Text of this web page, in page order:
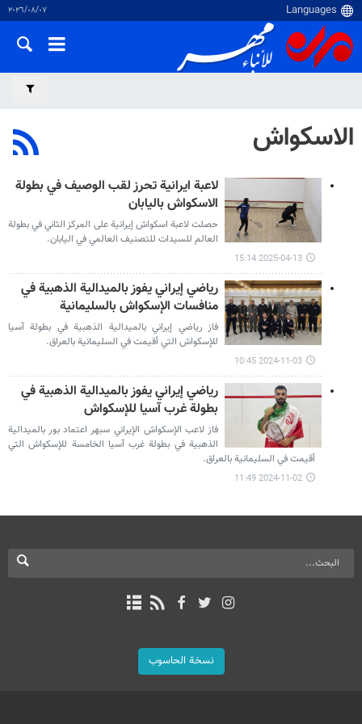
٠٧‏/٠٨‏/٢٠٢٦
الاسكواش
لاعبة ايرانية تحرز لقب الوصيف في بطولة
الاسكواش باليابان
حصلت لاعبة اسكواش إيرانية على المركز الثاني في بطولة
العالم للسيدات للتصنيف العالمي في اليابان.
2025-04-13 15:14
رياضي إيراني يفوز بالميدالية الذهبية في
منافسات الإسكواش بالسليمانية
فاز رياضي إيراني بالميدالية الذهبية في بطولة آسيا
للإسكواش التي أقيمت في السليمانية بالعراق.
2024-11-03 10:45
رياضي إيراني يفوز بالميدالية الذهبية في
بطولة غرب آسيا للإسكواش
فاز لاعب الإسكواش الإيراني سبهر اعتماد بور بالميدالية
الذهبية في بطولة غرب آسيا الخامسة للإسكواش التي
أقيمت في السليمانية بالعراق.
2024-11-02 11:49
نسخة الحاسوب